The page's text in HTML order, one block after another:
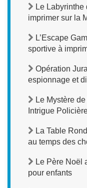
Le Labyrinthe
imprimer sur la
L’Escape
sportive à
Opération
espionnage et
Le Mystère
Intrigue
La Table
au temps des
Le Père Noël
pour enfants